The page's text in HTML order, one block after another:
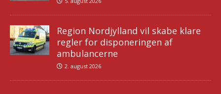
Region Nordjylland vil skabe klare
regler for disponeringen af
ambulancerne
2. august 2026